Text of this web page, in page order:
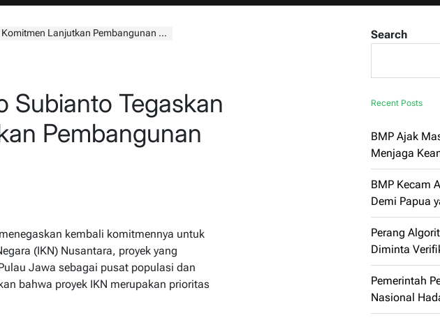
Lanjutkan Pembangunan IKN Nusantara
Subianto Tegaskan
Pembangunan
kembali komitmennya untuk
(IKN) Nusantara, proyek yang
Jawa sebagai pusat populasi dan
bahwa proyek IKN merupakan prioritas
Search
Recent Posts
BMP Ajak
Menjaga
BMP Kecam
Demi Papua
Perang
Diminta
Pemerintah
Nasional